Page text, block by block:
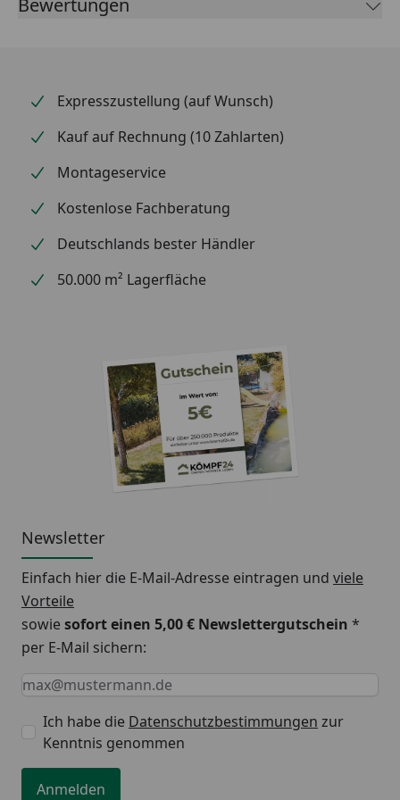
Expresszustellung (auf Wunsch)
Kauf auf Rechnung (10 Zahlarten)
Montageservice
Kostenlose Fachberatung
Deutschlands bester Händler
50.000 m² Lagerfläche
Newsletter
Einfach hier die E-Mail-Adresse eintragen und viele
Vorteile
sowiesofort einen 5,00 € Newslettergutschein *
per E-Mail sichern:
Keine Eingabe erforderlich
Eingabe erforderlich
E-Mail *
Ich habe die Datenschutzbestimmungen zur
Kenntnis genommen
Anmelden